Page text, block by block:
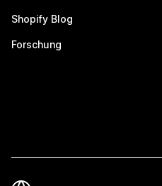
Shopify Blog
Forschung